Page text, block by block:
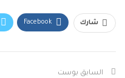
شارك Facebook
السابق بوست